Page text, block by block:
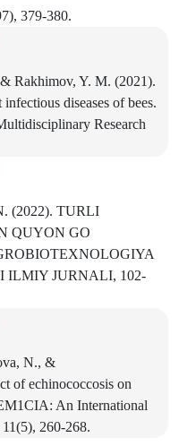
379-380.
Rakhimov, Y. М. (2021).
diseases of bees.
Research
(2022). TURLI
QUYON GO
ILMIY JURNALI, 102-
N., &
of echinococcosis on
An International
260-268.